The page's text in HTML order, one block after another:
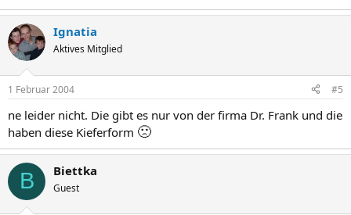
Ignatia
Aktives Mitglied
1 Februar 2004 #5
ne leider nicht. Die gibt es nur von der firma Dr. Frank und die
haben diese Kieferform 🙁
B Biettka
Guest